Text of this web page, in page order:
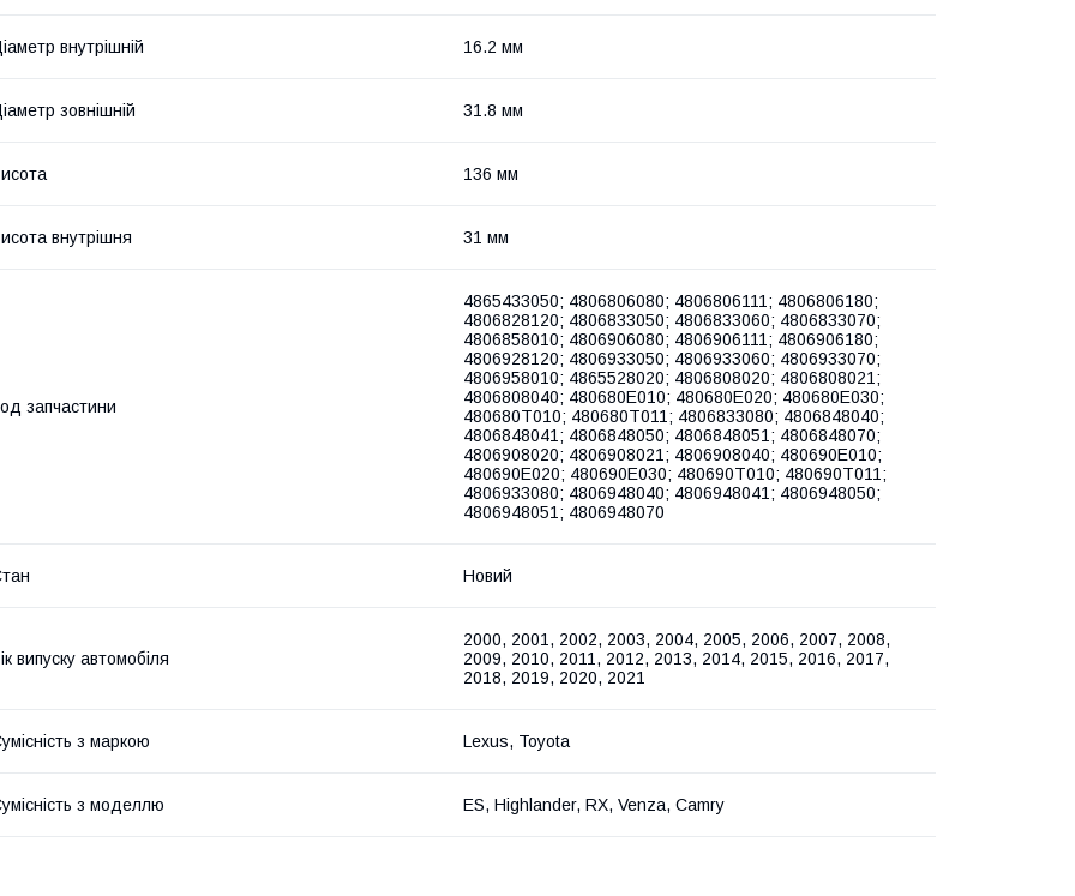
внутрішній 16.2 мм
зовнішній 31.8 мм
136 мм
внутрішня 31 мм
запчастини
4865433050; 4806806080; 4806806111; 4806806180;
4806828120; 4806833050; 4806833060; 4806833070;
4806858010; 4806906080; 4806906111; 4806906180;
4806928120; 4806933050; 4806933060; 4806933070;
4806958010; 4865528020; 4806808020; 4806808021;
4806808040; 480680E010; 480680E020; 480680E030;
480680T010; 480680T011; 4806833080; 4806848040;
4806848041; 4806848050; 4806848051; 4806848070;
4806908020; 4806908021; 4806908040; 480690E010;
480690E020; 480690E030; 480690T010; 480690T011;
4806933080; 4806948040; 4806948041; 4806948050;
4806948051; 4806948070
Новий
випуску автомобіля
2000, 2001, 2002, 2003, 2004, 2005, 2006, 2007, 2008,
2009, 2010, 2011, 2012, 2013, 2014, 2015, 2016, 2017,
2018, 2019, 2020, 2021
з маркою Lexus, Toyota
з моделлю ES, Highlander, RX, Venza, Camry